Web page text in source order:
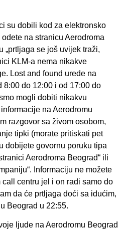
su dobili kod za elektronsko
na stranicu Aerodroma
„prtljaga se još uvijek traži,
KLM-a nema nikakve
Lost and found urede na
8:00 do 12:00 i od 17:00 do
mogli dobiti nikakvu
na Aerodromu
razgovor sa živom osobom,
tipki (morate pritiskati pet
dobijete govornu poruku tipa
Aerodroma Beograd“ ili
Informaciju ne možete
centru jel i on radi samo do
da će prtljaga doći sa idućim,
Beograd u 22:55.
ljude na Aerodromu Beograd